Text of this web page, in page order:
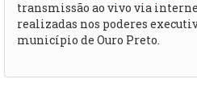
transmissão ao vivo via
realizadas nos poderes
município de Ouro Preto.